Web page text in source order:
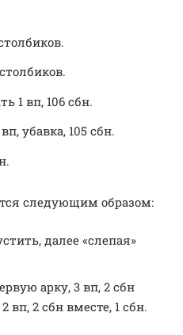
1 вп, 106 сбн.
убавка, 105 сбн.
следующим образом:
далее «слепая»
арку, 3 вп, 2 сбн
вп, 2 сбн вместе, 1 сбн.